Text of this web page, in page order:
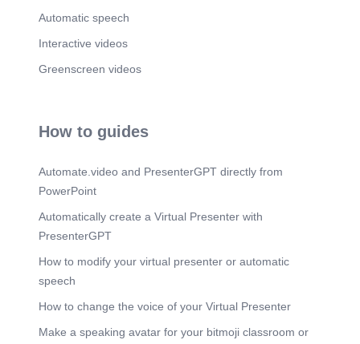
Automatic speech
Interactive videos
Greenscreen videos
How to guides
Automate.video and PresenterGPT directly from
PowerPoint
Automatically create a Virtual Presenter with
PresenterGPT
How to modify your virtual presenter or automatic
speech
How to change the voice of your Virtual Presenter
Make a speaking avatar for your bitmoji classroom or